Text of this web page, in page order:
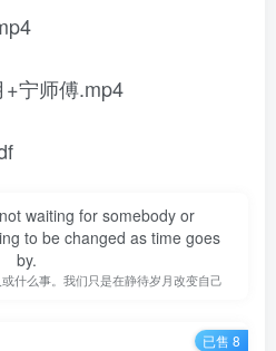
宁师傅.mp4
waiting for somebody or
to be changed as time goes
by.
什么事。我们只是在静待岁月改变自己
已售 8